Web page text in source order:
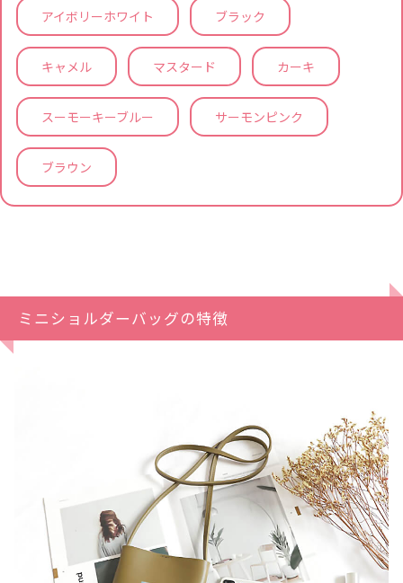
アイボリーホワイト ブラック
キャメル マスタード カーキ
スーモーキーブルー サーモンピンク
ブラウン
ミニショルダーバッグの特徴